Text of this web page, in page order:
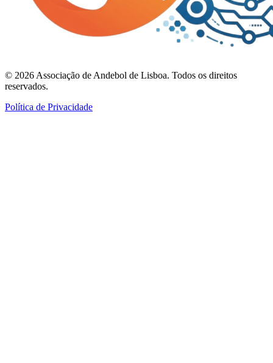
© 2026 Associação de Andebol de Lisboa. Todos os direitos
reservados.
Política de Privacidade